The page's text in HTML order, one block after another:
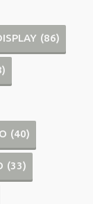
(86)
(40)
(33)